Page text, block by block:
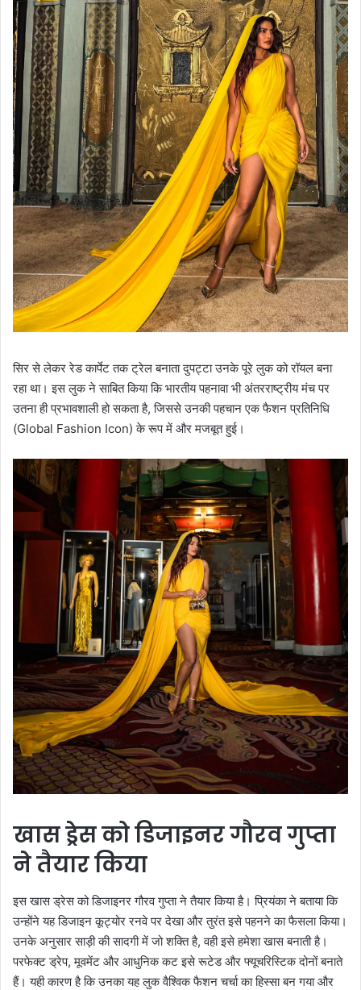
सिर से लेकर रेड कार्पेट तक ट्रेल बनाता दुपट्टा उनके पूरे लुक को रॉयल बना
रहा था। इस लुक ने साबित किया कि भारतीय पहनावा भी अंतरराष्ट्रीय मंच पर
उतना ही प्रभावशाली हो सकता है, जिससे उनकी पहचान एक फैशन प्रतिनिधि
(Global Fashion Icon) के रूप में और मजबूत हुई।
खास ड्रेस को डिजाइनर गौरव गुप्ता
ने तैयार किया
इस खास ड्रेस को डिजाइनर गौरव गुप्ता ने तैयार किया है। प्रियंका ने बताया कि
उन्होंने यह डिजाइन कूट्योर रनवे पर देखा और तुरंत इसे पहनने का फैसला किया।
उनके अनुसार साड़ी की सादगी में जो शक्ति है, वही इसे हमेशा खास बनाती है।
परफेक्ट ड्रेप, मूवमेंट और आधुनिक कट इसे रूटेड और फ्यूचरिस्टिक दोनों बनाते
हैं। यही कारण है कि उनका यह लुक वैश्विक फैशन चर्चा का हिस्सा बन गया और